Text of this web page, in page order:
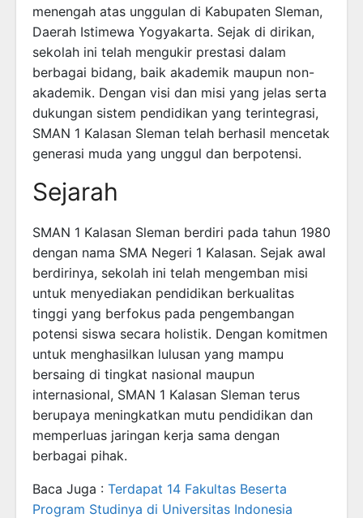
menengah atas unggulan di Kabupaten Sleman,
Daerah Istimewa Yogyakarta. Sejak di dirikan,
sekolah ini telah mengukir prestasi dalam
berbagai bidang, baik akademik maupun non-
akademik. Dengan visi dan misi yang jelas serta
dukungan sistem pendidikan yang terintegrasi,
SMAN 1 Kalasan Sleman telah berhasil mencetak
generasi muda yang unggul dan berpotensi.
Sejarah
SMAN 1 Kalasan Sleman berdiri pada tahun 1980
dengan nama SMA Negeri 1 Kalasan. Sejak awal
berdirinya, sekolah ini telah mengemban misi
untuk menyediakan pendidikan berkualitas
tinggi yang berfokus pada pengembangan
potensi siswa secara holistik. Dengan komitmen
untuk menghasilkan lulusan yang mampu
bersaing di tingkat nasional maupun
internasional, SMAN 1 Kalasan Sleman terus
berupaya meningkatkan mutu pendidikan dan
memperluas jaringan kerja sama dengan
berbagai pihak.
Baca Juga : Terdapat 14 Fakultas Beserta
Program Studinya di Universitas Indonesia